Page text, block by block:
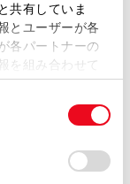
共有していま
とユーザーが各
各パートナーの
を組み合わせて
使用を続行する
れることに同
オプトアウト、
への
MIRAIが